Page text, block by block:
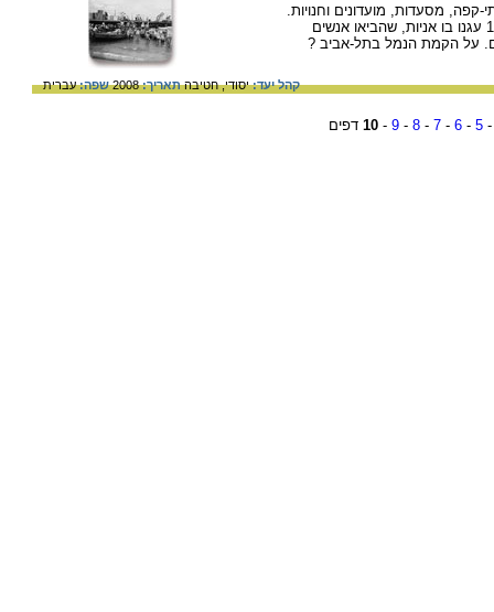
קפה, מסעדות, מועדונים וחנויות.
האזור נקרא נמל כי משנת 1936 עד שנת 1965 עגנו בו אניות, שהביאו אנשים
על הקמת הנמל בתל-אביב ?
קהל יעד:יסודי,חטיבהתאריך:2008 שפה:עברית
5
-
6
-
7
-
8
-
9
-
10 דפים